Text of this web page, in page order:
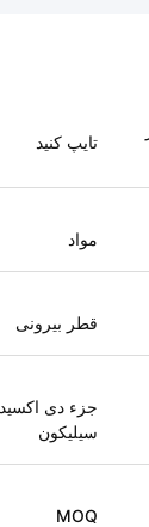
تایپ کنید
مواد
قطر بیرونی
جزء دی اکسید
سیلیکون
MOQ